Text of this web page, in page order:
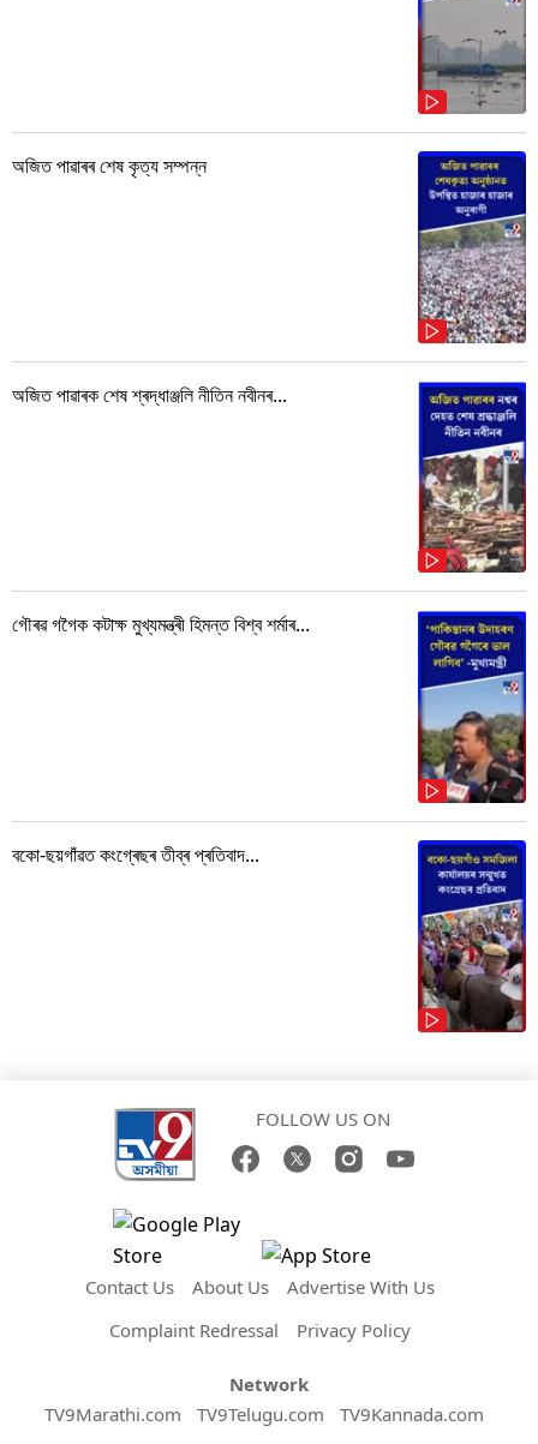
অজিত পাৱাৰৰ শেষ কৃত্য সম্পন্ন
অজিত পাৱাৰক শেষ শ্ৰদ্ধাঞ্জলি নীতিন নবীনৰ...
গৌৰৱ গগৈক কটাক্ষ মুখ্যমন্ত্ৰী হিমন্ত বিশ্ব শৰ্মাৰ...
বকো-ছয়গাঁৱত কংগ্ৰেছৰ তীব্ৰ প্ৰতিবাদ...
FOLLOW US ON
Contact Us About Us
Advertise With Us
Complaint Redressal
Privacy Policy
Network
TV9Marathi.com
TV9Telugu.com TV9Kannada.com